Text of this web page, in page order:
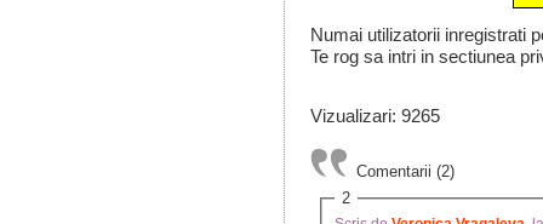
Numai utilizatorii inregistrati
Te rog sa intri in sectiunea
Vizualizari: 9265
Comentarii (2)
2